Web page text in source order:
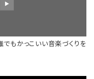
もかっこいい音楽づくりを